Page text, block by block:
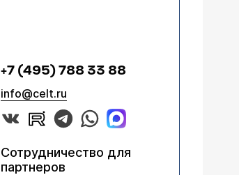
+7 (495) 788 33 88
info@celt.ru
Сотрудничество для
партнеров